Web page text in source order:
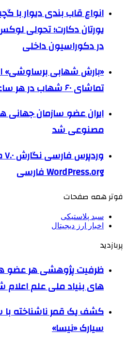
انواع قاب بندی دیوار با
یورتان دکارت؛ تحولی
در دکوراسیون داخلی
«بارش شهابی برساوشی»
تماشای ۶۰ شهاب در هر ساعت!
ایران عضو سازمان
مصنوعی شد
WordPress.org فارسی
فوتر همه صفحات
سبد پلاستیکی
اخبار ارز دیجیتال
پربازدید
ظرفیت پژوهشی هر عضو
های بنیاد ملی علم اعلام
کشف یک قمر ناشناخته با
سیارک «نیسا»